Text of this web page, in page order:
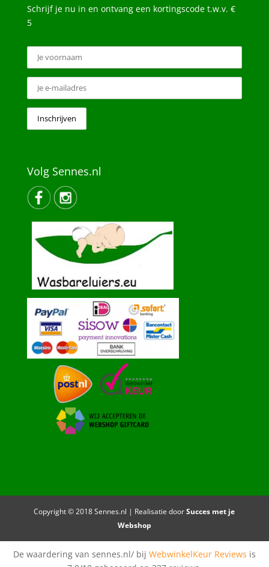
Schrijf je nu in en ontvang een kortingscode t.w.v. €
5
Volg Sennes.nl
Copyright © 2018 Sennes.nl | Realisatie doorSucces met je
Webshop
De waardering van sennes.nl/ bij WebwinkelKeur Reviews is